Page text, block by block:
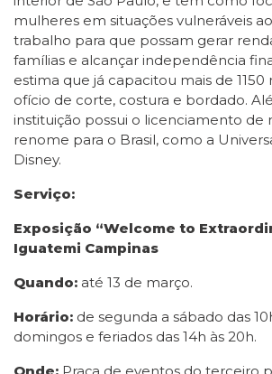
mulheres em situações vulneráveis
trabalho para que possam gerar
famílias e alcançar independência
estima que já capacitou mais de
ofício de corte, costura e bordado.
instituição possui o licenciamento de
renome para o Brasil, como a
Disney.
Serviço:
Exposição “Welcome to
Iguatemi Campinas
Quando: até 13 de março.
Horário: de segunda a sábado das
domingos e feriados das 14h às 20h.